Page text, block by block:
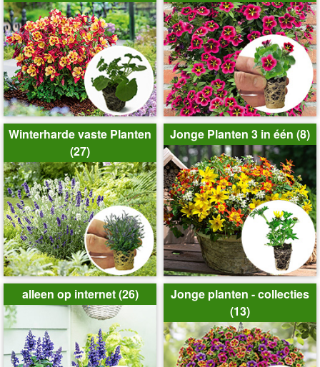
Winterharde vaste Planten
(27)
Jonge Planten 3 in één (8)
alleen op internet (26)
Jonge planten - collecties
(13)